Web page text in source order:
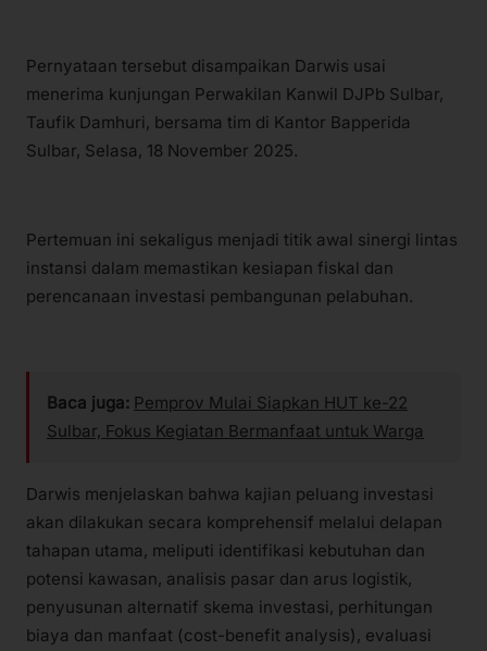
Pernyataan tersebut disampaikan Darwis usai
menerima kunjungan Perwakilan Kanwil DJPb Sulbar,
Taufik Damhuri, bersama tim di Kantor Bapperida
Sulbar, Selasa, 18 November 2025.
Pertemuan ini sekaligus menjadi titik awal sinergi lintas
instansi dalam memastikan kesiapan fiskal dan
perencanaan investasi pembangunan pelabuhan.
Baca juga: Pemprov Mulai Siapkan HUT ke-22
Sulbar, Fokus Kegiatan Bermanfaat untuk Warga
Darwis menjelaskan bahwa kajian peluang investasi
akan dilakukan secara komprehensif melalui delapan
tahapan utama, meliputi identifikasi kebutuhan dan
potensi kawasan, analisis pasar dan arus logistik,
penyusunan alternatif skema investasi, perhitungan
biaya dan manfaat (cost-benefit analysis), evaluasi